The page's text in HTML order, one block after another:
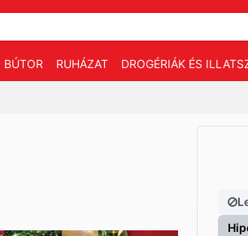
BÚTOR RUHÁZAT DROGÉRIÁK ÉS